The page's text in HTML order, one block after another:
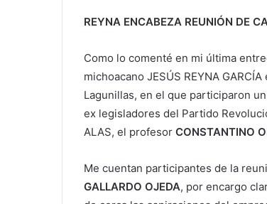
REYNA ENCABEZA REUNIÓN DE
Como lo comenté en mi última
michoacano JESÚS REYNA
Lagunillas, en el que participaron
ex legisladores del Partido
ALAS, el profesor CONSTANTINO
Me cuentan participantes de la
GALLARDO OJEDA, por encargo